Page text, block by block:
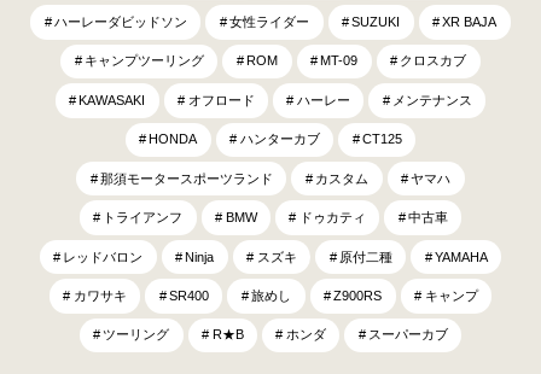
ハーレーダビッドソン 女性ライダー SUZUKI XR BAJA
キャンプツーリング ROM MT-09 クロスカブ
KAWASAKI オフロード ハーレー メンテナンス
HONDA ハンターカブ CT125
那須モータースポーツランド カスタム ヤマハ
トライアンフ BMW ドゥカティ 中古車
レッドバロン Ninja スズキ 原付二種 YAMAHA
カワサキ SR400 旅めし Z900RS キャンプ
ツーリング R★B ホンダ スーパーカブ